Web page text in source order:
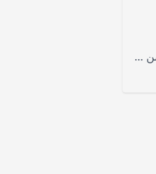
السياحة العلاجية فى مصر​ تُعد واحدة من أفضل الخدمات العامة الجديدة التي استطاعت أن تجذب السياح من أماكن مختلفة